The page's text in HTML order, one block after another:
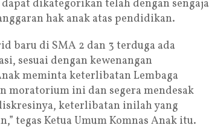
dikategorikan telah dengan sengaja
hak anak atas pendidikan.
baru di SMA 2 dan 3 terduga ada
sesuai dengan kewenangan
meminta keterlibatan Lembaga
moratorium ini dan segera mendesak
keterlibatan inilah yang
tegas Ketua Umum Komnas Anak itu.